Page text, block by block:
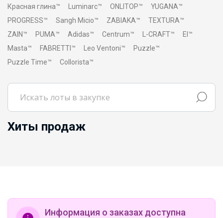
Красная глина™
Luminarc™ ONLITOP™
YUGANA™
PROGRESS™
Sangh Micio™ ZABIAKA™
TEXTURA™
ZAIN™
PUMA™ Adidas™ Centrum™ L-CRAFT™
El™
Masta™
FABRETTI™ Leo Ventoni™
Puzzle™
Puzzle Time™
Collorista™
Хиты продаж
Информация о заказах доступна